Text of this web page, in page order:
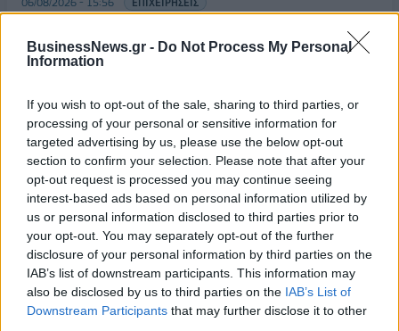
BusinessNews.gr - Do Not Process My Personal
Information
If you wish to opt-out of the sale, sharing to third parties, or
processing of your personal or sensitive information for
targeted advertising by us, please use the below opt-out
section to confirm your selection. Please note that after your
opt-out request is processed you may continue seeing
interest-based ads based on personal information utilized by
us or personal information disclosed to third parties prior to
your opt-out. You may separately opt-out of the further
disclosure of your personal information by third parties on the
IAB’s list of downstream participants. This information may
also be disclosed by us to third parties on the IAB’s List of
Downstream Participants that may further disclose it to other
Δείκτης Τιμών, με άνοδο 0,15%
ΥΠΑΑΤ: Αποζημιώσεις 38,1 εκατ. ευρώ σε
κτηνοτρόφους για ευλογιά, πανώλη και αφθώδη
πυρετό
06/08/2026 - 15:33 ΟΙΚΟΝΟΜΙΑ
Στ. Παπασταύρου: Άμεσα αντιδιαβρωτικά έργα στη
Δυτική Αττική
06/08/2026 - 15:17 ΠΟΛΙΤΙΚΗ
Συνάλλαγμα: Το ευρώ υποχωρεί κατά 0,11%, στα
1,1541 δολάρια